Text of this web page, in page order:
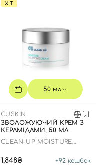
ХІТ
50 мл
CUSKIN
ЗВОЛОЖУЮЧИЙ КРЕМ З
КЕРАМІДАМИ, 50 МЛ
CLEAN-UP MOISTURE
1,848₴ +92 кешбек